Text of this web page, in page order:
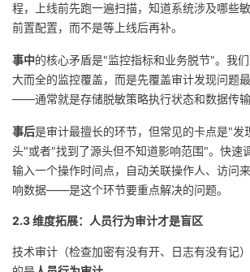
程，上线前先跑一遍扫描，知道系统涉及哪些
前置配置，而不是等上线后再补。
事中的核心矛盾是"监控指标和业务脱节"。我
大而全的监控覆盖，而是先覆盖审计发现问题
——通常就是存储脱敏策略执行状态和数据传输
事后是审计最擅长的环节，但常见的卡点是"发
头"或者"找到了源头但不知道影响范围"。快
输入一个操作时间点，自动关联操作人、访问
响数据——是这个环节要重点解决的问题。
2.3 维度拓展：人员行为审计才是盲区
技术审计（检查加密有没有开、日志有没有记